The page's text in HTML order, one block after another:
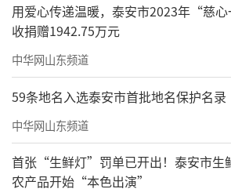
用爱心传递温暖，泰安市2023年“慈
收捐赠1942.75万元
中华网山东频道
59条地名入选泰安市首批地名保护名录
中华网山东频道
首张“生鲜灯”罚单已开出！泰安市生
农产品开始“本色出演”